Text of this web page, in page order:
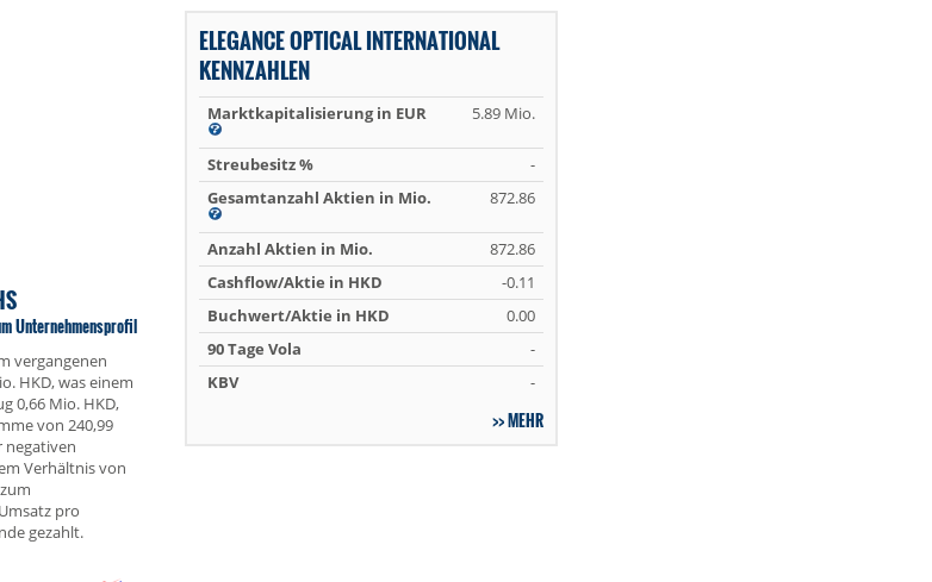
Unternehmensprofil
vergangenen
HKD, was einem
0,66 Mio. HKD,
von 240,99
negativen
Verhältnis von
pro
gezahlt.
ELEGANCE OPTICAL INTERNATIONAL
KENNZAHLEN
Marktkapitalisierung in EUR 5.89 Mio.
Streubesitz %
-
Gesamtanzahl Aktien in Mio.
872.86
Anzahl Aktien in Mio.
872.86
Cashflow/Aktie in HKD
-0.11
Buchwert/Aktie in HKD
0.00
90 Tage Vola
-
KBV
-
MEHR